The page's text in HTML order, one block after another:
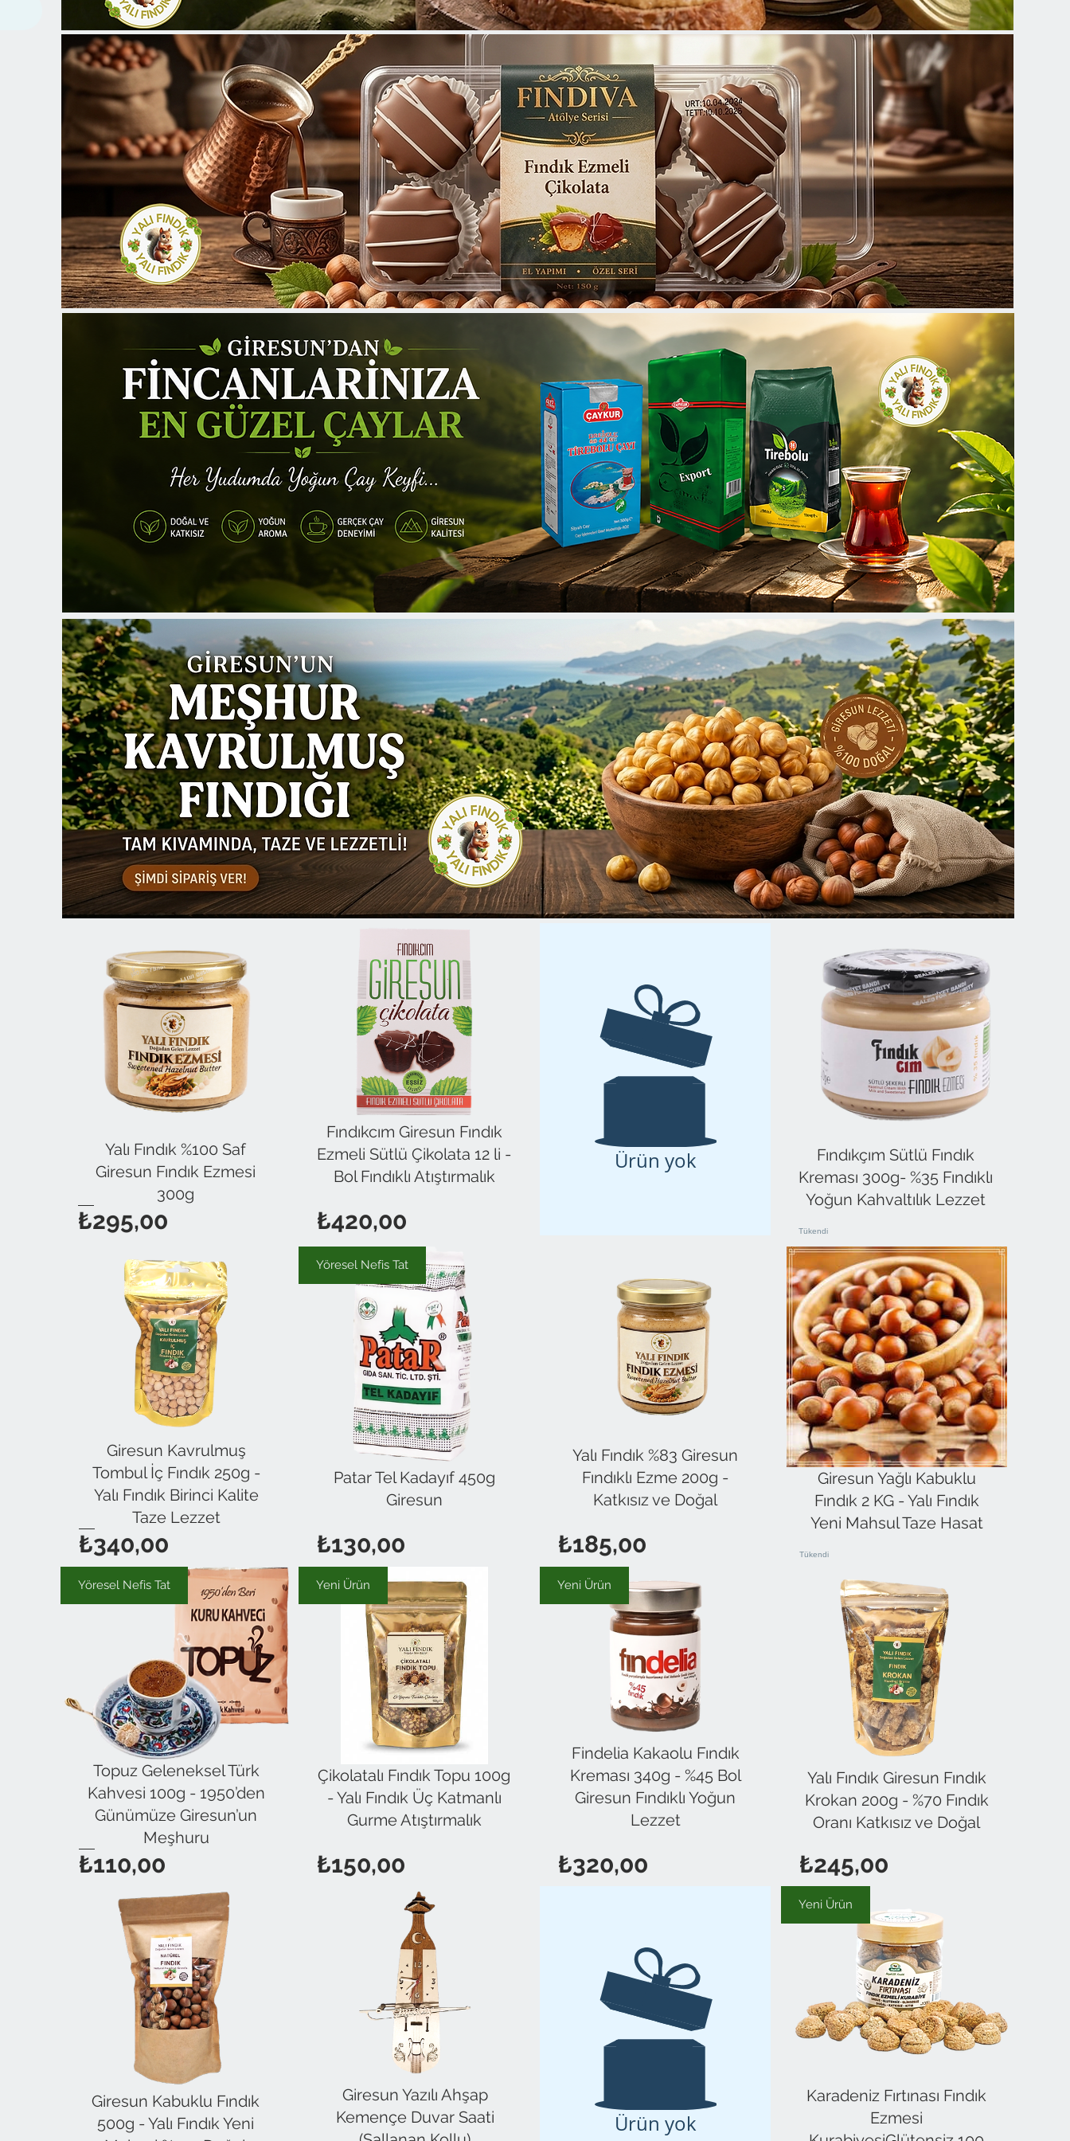
Yalı Fındık %100 Saf
Giresun Fındık Ezmesi
300g
₺295,00
Fındıkcım Giresun Fındık
Ezmeli Sütlü Çikolata 12 li -
Bol Fındıklı Atıştırmalık
₺420,00
Ürün yok
Fındıkçım Sütlü Fındık
Kreması 300g- %35 Fındıklı
Yoğun Kahvaltılık Lezzet
Tükendi
Yöresel Nefis Tat
Patar Tel Kadayıf 450g
Giresun
₺130,00
Yalı Fındık %83 Giresun
Fındıklı Ezme 200g -
Katkısız ve Doğal
₺185,00
Giresun Yağlı Kabuklu
Fındık 2 KG - Yalı Fındık
Yeni Mahsul Taze Hasat
Tükendi
Giresun Kavrulmuş
Tombul İç Fındık 250g -
Yalı Fındık Birinci Kalite
Taze Lezzet
₺340,00
Yöresel Nefis Tat
Topuz Geleneksel Türk
Kahvesi 100g - 1950’den
Günümüze Giresun’un
Meşhuru
₺110,00
Yeni Ürün
Çikolatalı Fındık Topu 100g
- Yalı Fındık Üç Katmanlı
Gurme Atıştırmalık
₺150,00
Yeni Ürün
Findelia Kakaolu Fındık
Kreması 340g - %45 Bol
Giresun Fındıklı Yoğun
Lezzet
₺320,00
Yalı Fındık Giresun Fındık
Krokan 200g - %70 Fındık
Oranı Katkısız ve Doğal
₺245,00
Giresun Kabuklu Fındık
500g - Yalı Fındık Yeni
Giresun Yazılı Ahşap
Kemençe Duvar Saati
Ürün yok
Yeni Ürün
Karadeniz Fırtınası Fındık
Ezmesi